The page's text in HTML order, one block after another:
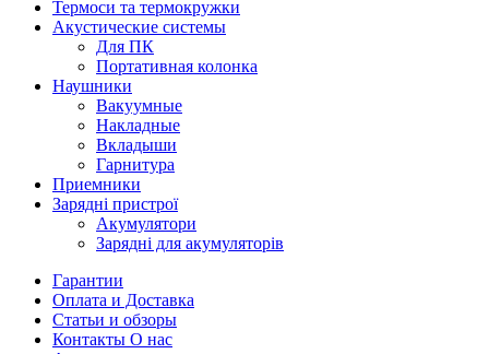
Термоси та термокружки
Акустические системы
Для ПК
Портативная колонка
Наушники
Вакуумные
Накладные
Вкладыши
Гарнитура
Приемники
Зарядні пристрої
Акумулятори
Зарядні для акумуляторів
Гарантии
Оплата и Доставка
Статьи и обзоры
Контакты О нас